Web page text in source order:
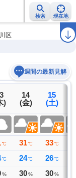
検索 現在地
意報 ラ
区
週間の最新見解
)
℃
℃
%
14
(金)
31 ℃
24 ℃
30 %
15
(土)
33 ℃
26 ℃
30 %